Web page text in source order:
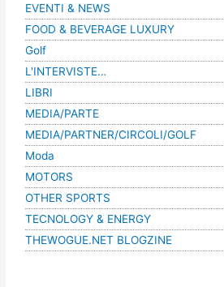
EVENTI & NEWS
FOOD & BEVERAGE LUXURY
Golf
L'INTERVISTE…
LIBRI
MEDIA/PARTE
MEDIA/PARTNER/CIRCOLI/GOLF
Moda
MOTORS
OTHER SPORTS
TECNOLOGY & ENERGY
THEWOGUE.NET BLOGZINE